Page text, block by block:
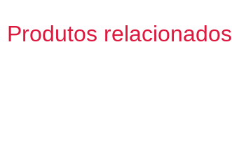
Produtos relacionados